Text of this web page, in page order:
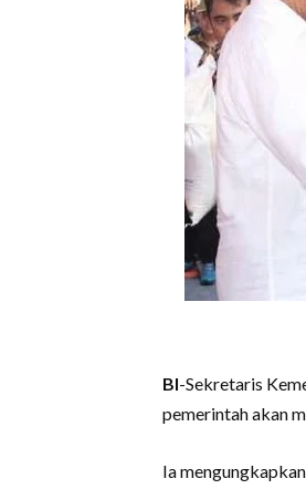
BI-Sekretaris
pemerintah akan
Ia